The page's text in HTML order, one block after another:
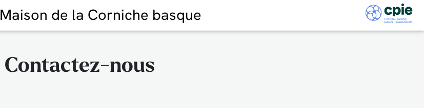
Maison de la Corniche basque
Contactez-nous